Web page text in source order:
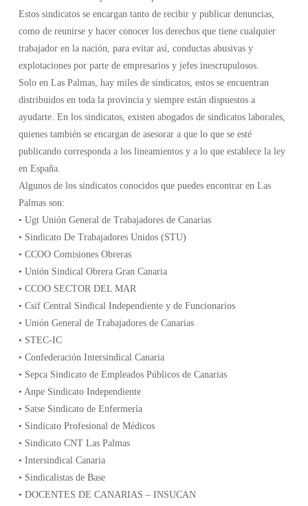
Estos sindicatos se encargan tanto de recibir y publicar denuncias,
como de reunirse y hacer conocer los derechos que tiene cualquier
trabajador en la nación, para evitar así, conductas abusivas y
explotaciones por parte de empresarios y jefes inescrupulosos.
Solo en Las Palmas, hay miles de sindicatos, estos se encuentran
distribuidos en toda la provincia y siempre están dispuestos a
ayudarte. En los sindicatos, existen abogados de sindicatos laborales,
quienes también se encargan de asesorar a que lo que se esté
publicando corresponda a los lineamientos y a lo que establece la ley
en España.
Algunos de los sindicatos conocidos que puedes encontrar en Las
Palmas son:
• Ugt Unión General de Trabajadores de Canarias
• Sindicato De Trabajadores Unidos (STU)
• CCOO Comisiones Obreras
• Unión Sindical Obrera Gran Canaria
• CCOO SECTOR DEL MAR
• Csif Central Sindical Independiente y de Funcionarios
• Unión General de Trabajadores de Canarias
• STEC-IC
• Confederación Intersindical Canaria
• Sepca Sindicato de Empleados Públicos de Canarias
• Anpe Sindicato Independiente
• Satse Sindicato de Enfermería
• Sindicato Profesional de Médicos
• Sindicato CNT Las Palmas
• Intersindical Canaria
• Sindicalistas de Base
• DOCENTES DE CANARIAS – INSUCAN